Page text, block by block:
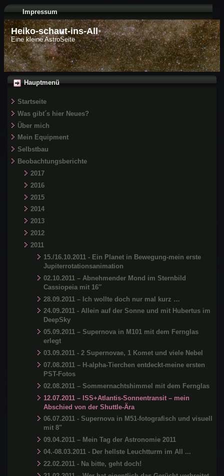
Impressum
Heiko-schaut-ins-All
Eine kleine AstroSeite
Hauptmenü
Startseite
Was gibt´s hier Neues?
Über mich
Mein Equipment
Selbstbau
Beobachtungsberichte
2017
2016
2015
2014
2013
2012
2011
15./16.10.2011 - Ein Planet in Bewegung-mein erste
Jupiterrotationsanimation
02.10.2011 – Abnehmender Mond im Sternbild
Cassiopeia mit 16″
28.09.2011 – Ich wollte doch nur mal kurz …
24.09.2011 - Allein auf der Sonne und mit Hubertus im
DeepSky
05.09.2011 – Supernova in M101 mit dem Fernglas
erlegt
03.09.2011 - 2 Supernovae, 1 Komet und viele Nebel
07.08.2011 – H-alpha-Tierchen entdeckt-meine ersten
PST-Fotos
02.08.2011 – Sommernachtshimmel mit dem Fernglas
12.07.2011 – ISS+Atlantis-Sonnentransit – mein
Abschied von der Shuttle-Ära
06.07.2011 - Supernova in M51-fotografisch und visuell
mit 8"
09.04.2011 – Mein Tag der Astronomie 2011
04.-08.03.2011 - Der hellste Leuchtturm im All ...
22.02.2011 - Na bitte, geht doch!